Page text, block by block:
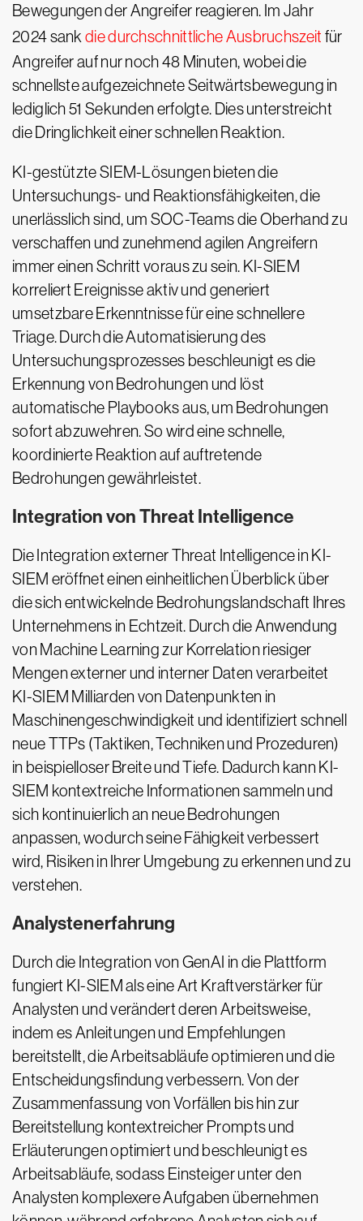
Bewegungen der Angreifer reagieren. Im Jahr
2024 sankdie durchschnittliche Ausbruchszeit für
Angreifer auf nur noch 48 Minuten, wobei die
schnellste aufgezeichnete Seitwärtsbewegung in
lediglich 51 Sekunden erfolgte. Dies unterstreicht
die Dringlichkeit einer schnellen Reaktion.
KI-gestützte SIEM-Lösungen bieten die
Untersuchungs- und Reaktionsfähigkeiten, die
unerlässlich sind, um SOC-Teams die Oberhand zu
verschaffen und zunehmend agilen Angreifern
immer einen Schritt voraus zu sein. KI-SIEM
korreliert Ereignisse aktiv und generiert
umsetzbare Erkenntnisse für eine schnellere
Triage. Durch die Automatisierung des
Untersuchungsprozesses beschleunigt es die
Erkennung von Bedrohungen und löst
automatische Playbooks aus, um Bedrohungen
sofort abzuwehren. So wird eine schnelle,
koordinierte Reaktion auf auftretende
Bedrohungen gewährleistet.
Integration von Threat Intelligence
Die Integration externer Threat Intelligence in KI-
SIEM eröffnet einen einheitlichen Überblick über
die sich entwickelnde Bedrohungslandschaft Ihres
Unternehmens in Echtzeit. Durch die Anwendung
von Machine Learning zur Korrelation riesiger
Mengen externer und interner Daten verarbeitet
KI-SIEM Milliarden von Datenpunkten in
Maschinengeschwindigkeit und identifiziert schnell
neue TTPs (Taktiken, Techniken und Prozeduren)
in beispielloser Breite und Tiefe. Dadurch kann KI-
SIEM kontextreiche Informationen sammeln und
sich kontinuierlich an neue Bedrohungen
anpassen, wodurch seine Fähigkeit verbessert
wird, Risiken in Ihrer Umgebung zu erkennen und zu
verstehen.
Analystenerfahrung
Durch die Integration von GenAI in die Plattform
fungiert KI-SIEM als eine Art Kraftverstärker für
Analysten und verändert deren Arbeitsweise,
indem es Anleitungen und Empfehlungen
bereitstellt, die Arbeitsabläufe optimieren und die
Entscheidungsfindung verbessern. Von der
Zusammenfassung von Vorfällen bis hin zur
Bereitstellung kontextreicher Prompts und
Erläuterungen optimiert und beschleunigt es
Arbeitsabläufe, sodass Einsteiger unter den
Analysten komplexere Aufgaben übernehmen